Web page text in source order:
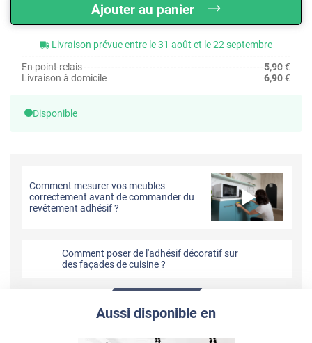
Ajouter au panier
Livraison prévue entre le 31 août et le 22 septembre
En point relais
5,90€
Livraison à domicile
6,90€
Disponible
Comment mesurer vos meubles
correctement avant de commander du
revêtement adhésif ?
Comment poser de l'adhésif décoratif sur
des façades de cuisine ?
Aussi disponible en